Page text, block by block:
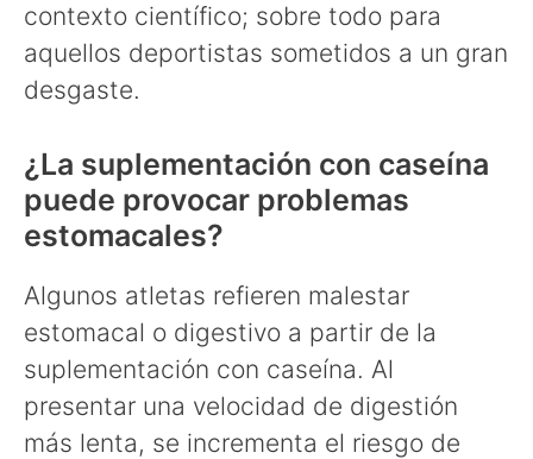
contexto científico; sobre todo para
aquellos deportistas sometidos a un gran
desgaste.
¿La suplementación con caseína
puede provocar problemas
estomacales?
Algunos atletas refieren malestar
estomacal o digestivo a partir de la
suplementación con caseína. Al
presentar una velocidad de digestión
más lenta, se incrementa el riesgo de